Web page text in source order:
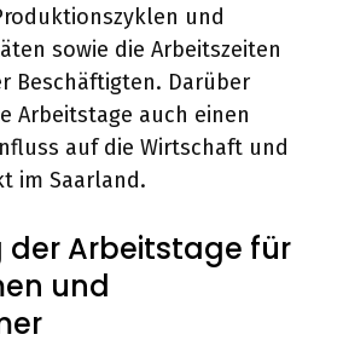
und
sowie die Arbeitszeiten
Beschäftigten. Darüber
Arbeitstage auch einen
auf die Wirtschaft und
im Saarland.
der Arbeitstage für
und